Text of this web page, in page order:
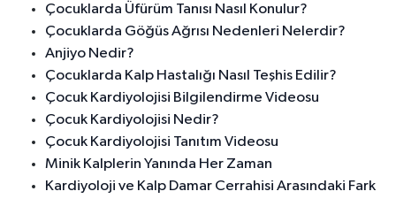
Çocuklarda Üfürüm Tanısı Nasıl Konulur?
Çocuklarda Göğüs Ağrısı Nedenleri Nelerdir?
Anjiyo Nedir?
Çocuklarda Kalp Hastalığı Nasıl Teşhis Edilir?
Çocuk Kardiyolojisi Bilgilendirme Videosu
Çocuk Kardiyolojisi Nedir?
Çocuk Kardiyolojisi Tanıtım Videosu
Minik Kalplerin Yanında Her Zaman
Kardiyoloji ve Kalp Damar Cerrahisi Arasındaki Fark